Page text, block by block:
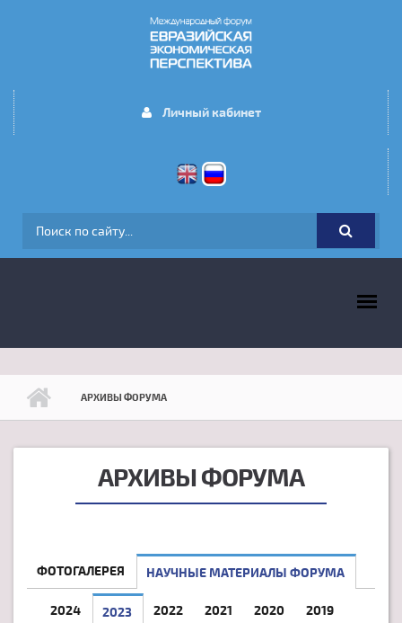
Личный кабинет
ФОРМА ПОИСКА
АРХИВЫ ФОРУМА
АРХИВЫ ФОРУМА
ФОТОГАЛЕРЕЯ НАУЧНЫЕ МАТЕРИАЛЫ ФОРУМА
2024 2023 (АКТИВНАЯ ВКЛАДКА)
2022 2021 2020 2019